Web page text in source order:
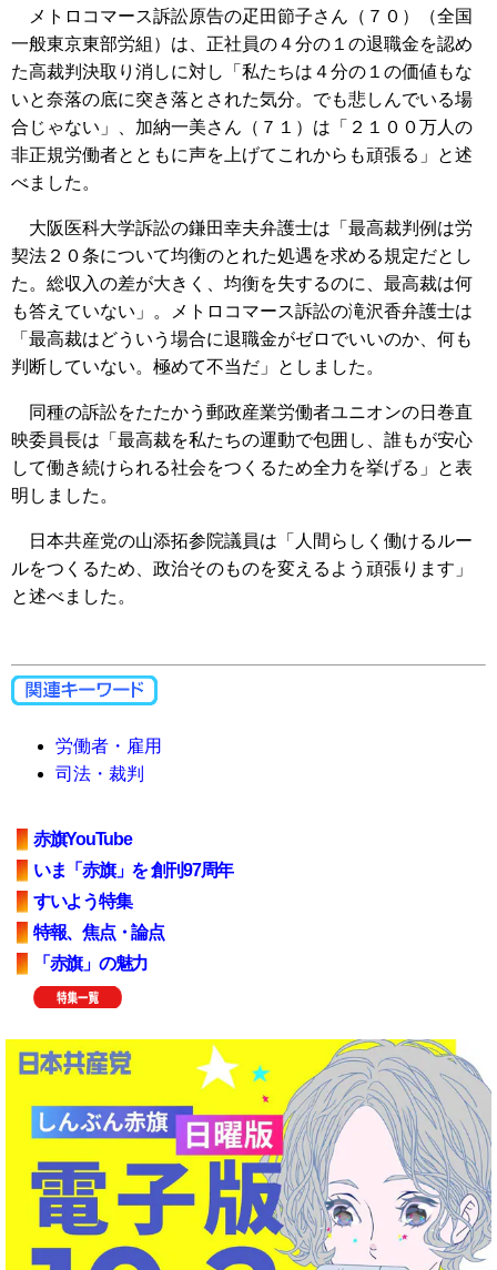
メトロコマース訴訟原告の疋田節子さん（７０）（全国
一般東京東部労組）は、正社員の４分の１の退職金を認め
た高裁判決取り消しに対し「私たちは４分の１の価値もな
いと奈落の底に突き落とされた気分。でも悲しんでいる場
合じゃない」、加納一美さん（７１）は「２１００万人の
非正規労働者とともに声を上げてこれからも頑張る」と述
べました。
大阪医科大学訴訟の鎌田幸夫弁護士は「最高裁判例は労
契法２０条について均衡のとれた処遇を求める規定だとし
た。総収入の差が大きく、均衡を失するのに、最高裁は何
も答えていない」。メトロコマース訴訟の滝沢香弁護士は
「最高裁はどういう場合に退職金がゼロでいいのか、何も
判断していない。極めて不当だ」としました。
同種の訴訟をたたかう郵政産業労働者ユニオンの日巻直
映委員長は「最高裁を私たちの運動で包囲し、誰もが安心
して働き続けられる社会をつくるため全力を挙げる」と表
明しました。
日本共産党の山添拓参院議員は「人間らしく働けるルー
ルをつくるため、政治そのものを変えるよう頑張ります」
と述べました。
労働者・雇用
司法・裁判
赤旗YouTube
いま「赤旗」を 創刊97周年
すいよう特集
特報、焦点・論点
「赤旗」の魅力